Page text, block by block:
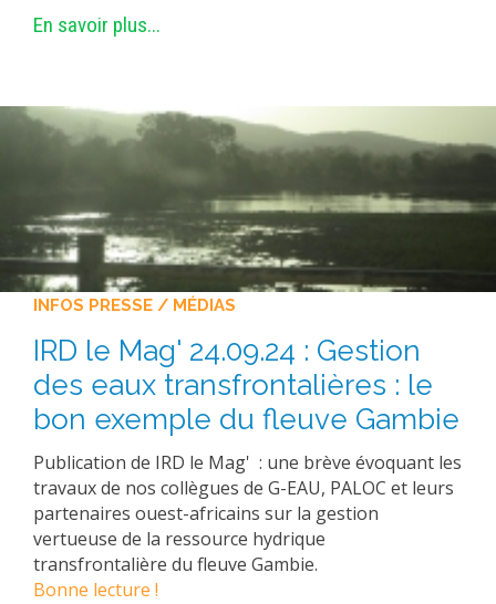
En savoir plus...
INFOS PRESSE / MÉDIAS
IRD le Mag' 24.09.24 : Gestion
des eaux transfrontalières : le
bon exemple du fleuve Gambie
Publication de IRD le Mag' : une brève évoquant les
travaux de nos collègues de G-EAU, PALOC et leurs
partenaires ouest-africains sur la gestion
vertueuse de la ressource hydrique
transfrontalière du fleuve Gambie.
Bonne lecture !